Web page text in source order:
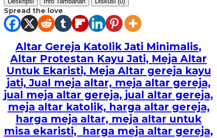
Spread the love
Altar Gereja Katolik Jati Minimalis,
Altar Protestan Kayu Jati, Meja Altar
Untuk Ekaristi, Meja Altar gereja kayu
jati, Jual meja altar, meja altar gereja,
jual meja altar gereja, jual altar gereja,
meja altar katolik, harga altar gereja,
harga meja altar, meja altar untuk
misa ekaristi, harga meja altar gereja,